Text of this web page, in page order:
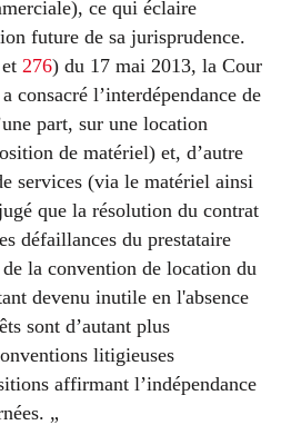
ce qui éclaire
future de sa jurisprudence.
et 276) du 17 mai 2013, la Cour
consacré l’interdépendance de
part, sur une location
de matériel) et, d’autre
services (via le matériel ainsi
que la résolution du contrat
défaillances du prestataire
la convention de location du
devenu inutile en l'absence
sont d’autant plus
litigieuses
affirmant l’indépendance
„